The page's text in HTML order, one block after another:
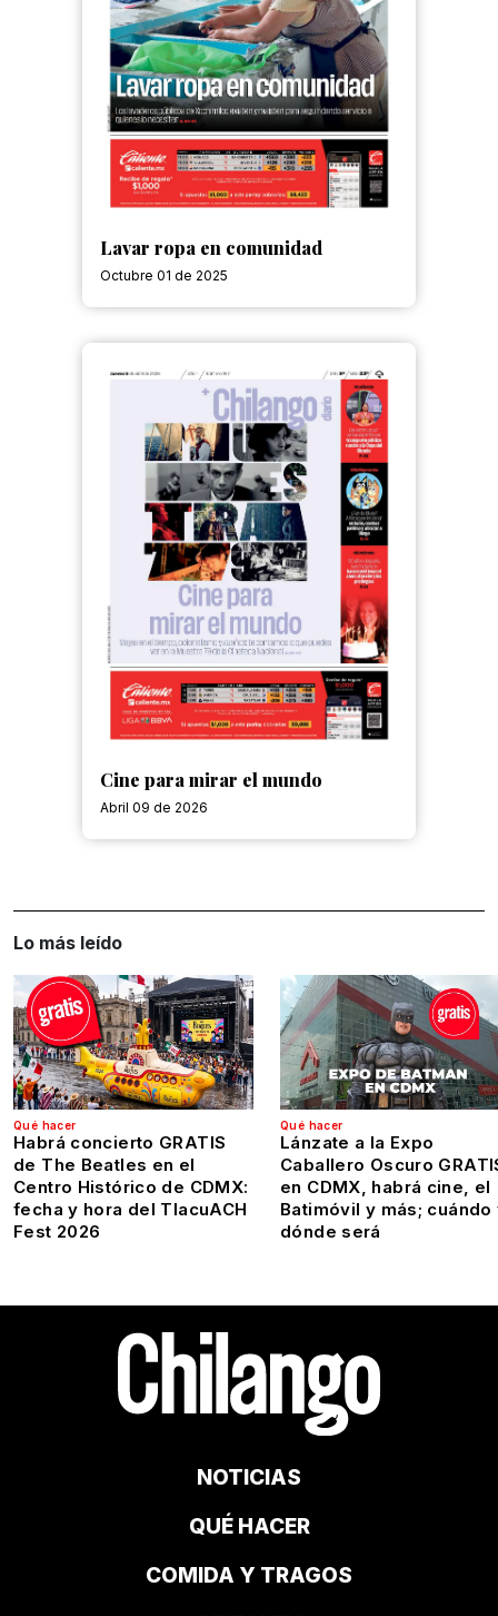
Lavar ropa en comunidad
Octubre 01 de 2025
Cine para mirar el mundo
Abril 09 de 2026
Lo más leído
Qué hacer
Habrá concierto GRATIS
de The Beatles en el
Centro Histórico de CDMX:
fecha y hora del TlacuACH
Fest 2026
Qué hacer
Lánzate a la Expo
Caballero Oscuro
en CDMX, habrá cine, el
Batimóvil y más; cuándo
dónde será
NOTICIAS
QUÉ HACER
COMIDA Y TRAGOS